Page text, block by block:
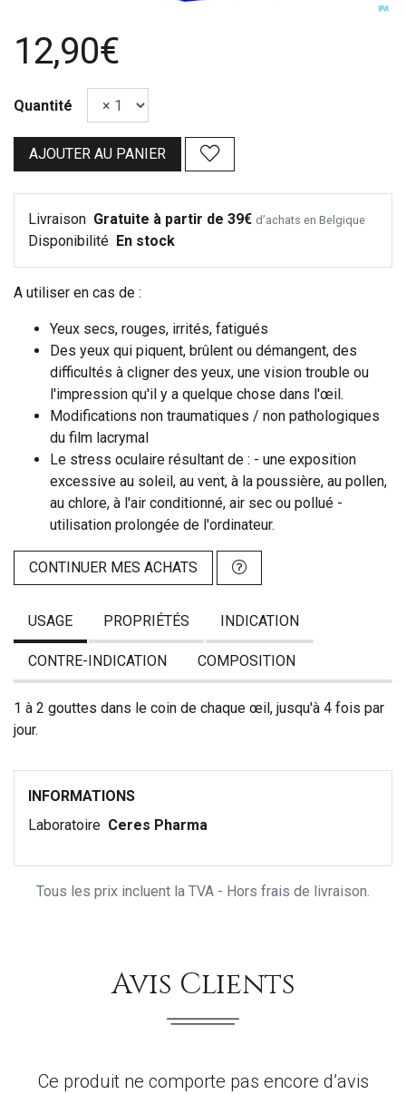
12,90€
Quantité
AJOUTER AU PANIER
Livraison Gratuite à partir de 39€ d’achats en Belgique
Disponibilité En stock
A utiliser en cas de :
Yeux secs, rouges, irrités, fatigués
Des yeux qui piquent, brûlent ou démangent, des
difficultés à cligner des yeux, une vision trouble ou
l'impression qu'il y a quelque chose dans l'œil.
Modifications non traumatiques / non pathologiques
du film lacrymal
Le stress oculaire résultant de : - une exposition
excessive au soleil, au vent, à la poussière, au pollen,
au chlore, à l'air conditionné, air sec ou pollué -
utilisation prolongée de l'ordinateur.
CONTINUER MES ACHATS
USAGE PROPRIÉTÉS INDICATION
CONTRE-INDICATION COMPOSITION
1 à 2 gouttes dans le coin de chaque œil, jusqu'à 4 fois par
jour.
INFORMATIONS
Laboratoire Ceres Pharma
Tous les prix incluent la TVA - Hors frais de livraison.
Avis Clients
Ce produit ne comporte pas encore d’avis